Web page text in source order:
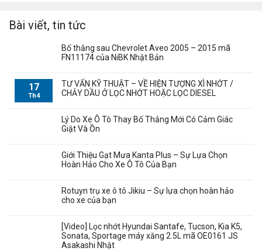
Bài viết, tin tức
Bố thắng sau Chevrolet Aveo 2005 – 2015 mã
FN11174 của NiBK Nhật Bản
17
Th4
TƯ VẤN KỸ THUẬT – VỀ HIỆN TƯỢNG XÌ NHỚT /
CHẢY DẦU Ở LỌC NHỚT HOẶC LỌC DIESEL
Lý Do Xe Ô Tô Thay Bố Thắng Mới Có Cảm Giác
Giật Và Ồn
Giới Thiệu Gạt Mưa Kanta Plus – Sự Lựa Chọn
Hoàn Hảo Cho Xe Ô Tô Của Bạn
Rotuyn trụ xe ô tô Jikiu – Sự lựa chọn hoàn hảo
cho xe của bạn
[Video] Lọc nhớt Hyundai Santafe, Tucson, Kia K5,
Sonata, Sportage máy xăng 2.5L mã OE0161 JS
Asakashi Nhật